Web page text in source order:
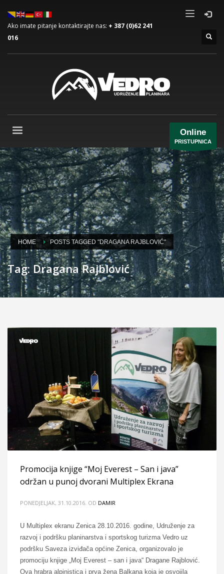
Ako imate pitanje kontaktirajte nas: + 387 (0)62 241
016
Online
PRISTUPNICA
HOME POSTS TAGGED "DRAGANA RAJBLOVIĆ"
Tag: Dragana Rajblović
Promocija knjige “Moj Everest – San i java”
održan u punoj dvorani Multiplex Ekrana
PONEDJELJAK, 31.10.2016. OD DAMIR
U Multiplex ekranu Zenica 28.10.2016. godine, Udruženje za
razvoj i podršku planinarstva i sportskog turizma Vedro uz
podršku Saveza izviđača općine Zenica, organizovalo je
promociju knjige „Moj Everest – san i java“ Dragane Rajblović.
Ova hrabra alpinistica i prva žena Balkana koja je osvojila